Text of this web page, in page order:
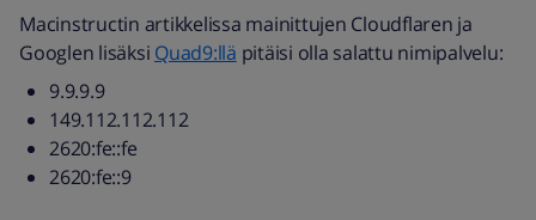
Macinstructin artikkelissa mainittujen Cloudflaren ja
Googlen lisäksi Quad9:llä pitäisi olla salattu nimipalvelu:
9.9.9.9
149.112.112.112
2620:fe::fe
2620:fe::9